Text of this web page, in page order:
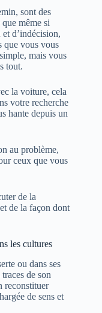
sont des
même si
d’indécision,
que vous vous
mais vous
tout.
la voiture, cela
votre recherche
hante depuis un
au problème,
ceux que vous
de la
de la façon dont
les cultures
ou dans ses
de son
reconstituer
de sens et